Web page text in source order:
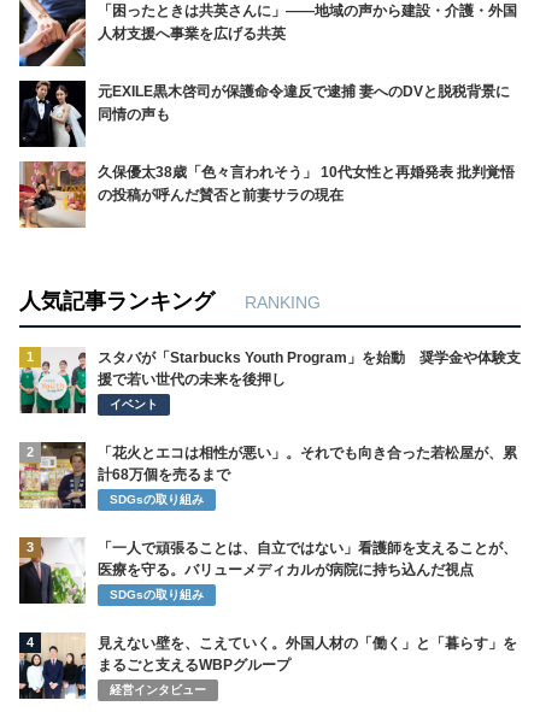
「困ったときは共英さんに」――地域の声から建設・介護・外国
人材支援へ事業を広げる共英
元EXILE黒木啓司が保護命令違反で逮捕 妻へのDVと脱税背景に
同情の声も
久保優太38歳「色々言われそう」 10代女性と再婚発表 批判覚悟
の投稿が呼んだ賛否と前妻サラの現在
人気記事ランキング RANKING
1
スタバが「Starbucks Youth Program」を始動 奨学金や体験支
援で若い世代の未来を後押し
イベント
2
「花火とエコは相性が悪い」。それでも向き合った若松屋が、累
計68万個を売るまで
SDGsの取り組み
3
「一人で頑張ることは、自立ではない」看護師を支えることが、
医療を守る。バリューメディカルが病院に持ち込んだ視点
SDGsの取り組み
4
見えない壁を、こえていく。外国人材の「働く」と「暮らす」を
まるごと支えるWBPグループ
経営インタビュー